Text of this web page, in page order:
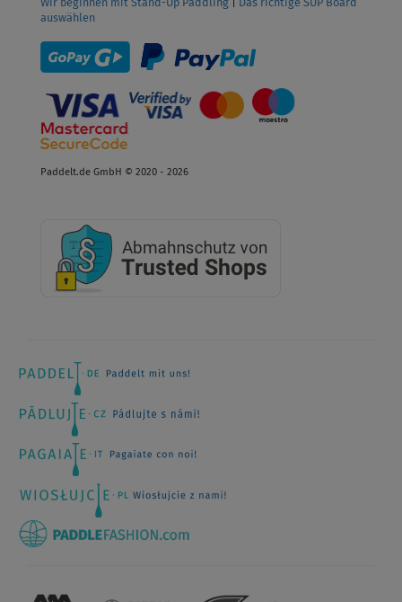
Wir beginnen mit Stand-Up Paddling
Das richtige SUP Board
auswählen
Paddelt.de GmbH © 2020 - 2026